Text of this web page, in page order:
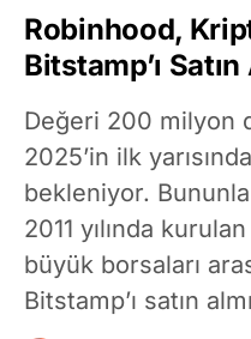
Robinhood,
Bitstamp’ı
Değeri 200 milyon
2025’in ilk
bekleniyor.
2011 yılında
büyük borsaları
Bitstamp’ı satın